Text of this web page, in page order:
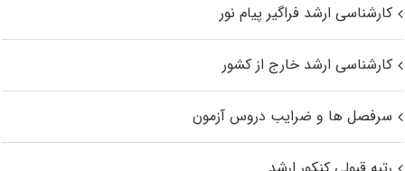
کارشناسی ارشد فراگیر پیام نور
کارشناسی ارشد خارج از کشور
سرفصل ها و ضرایب دروس آزمون